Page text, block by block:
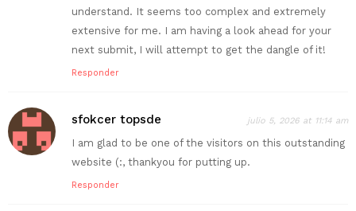
understand. It seems too complex and extremely
extensive for me. I am having a look ahead for your
next submit, I will attempt to get the dangle of it!
Responder
sfokcer topsde julio 5, 2026 at 11:14 am
I am glad to be one of the visitors on this outstanding
website (:, thankyou for putting up.
Responder